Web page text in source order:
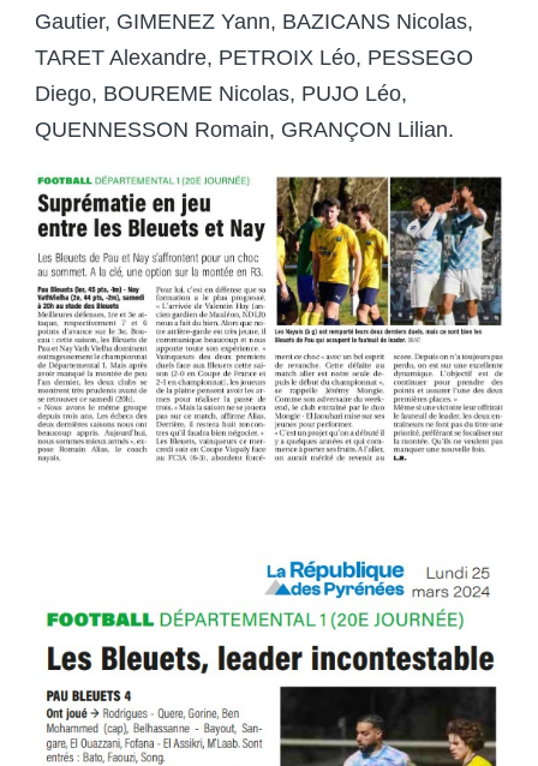
Gautier, GIMENEZ Yann, BAZICANS Nicolas,
TARET Alexandre, PETROIX Léo, PESSEGO
Diego, BOUREME Nicolas, PUJO Léo,
QUENNESSON Romain, GRANÇON Lilian.